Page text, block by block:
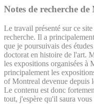
Notes de recherche
Le travail présenté sur ce
recherche. Il a
que je poursuivais des
doctorat en histoire de l'art.
les expositions organisées à
principalement les
of Montreal devenue depuis
Le contenu est donc
tout, j'espère qu'il saura vous